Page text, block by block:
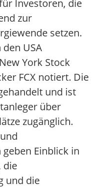
Investoren, die
zur
setzen.
USA
York Stock
FCX notiert. Die
und ist
über
zugänglich.
Einblick in
die
und die